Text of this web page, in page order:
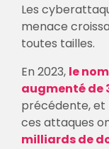
Les
menace
toutes tailles.
En 2023, le
augmenté de
précédente, et
ces attaques
milliards de